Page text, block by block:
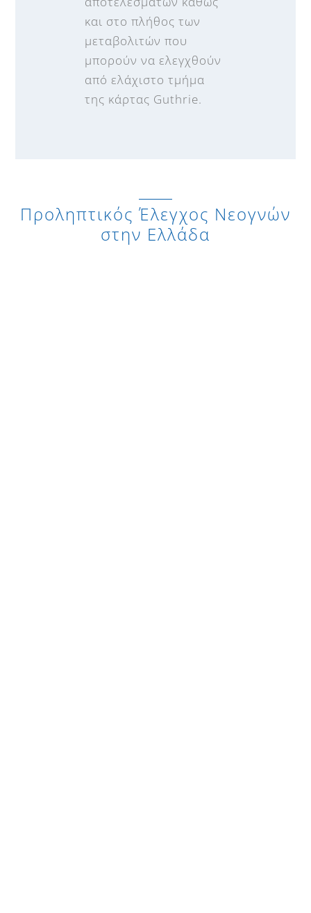
και στο πλήθος των
μεταβολιτών που
μπορούν να ελεγχθούν
από ελάχιστο τμήμα
της κάρτας Guthrie.
Προληπτικός Έλεγχος Νεογνών
στην Ελλάδα